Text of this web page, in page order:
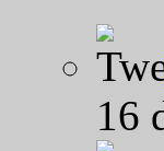
16